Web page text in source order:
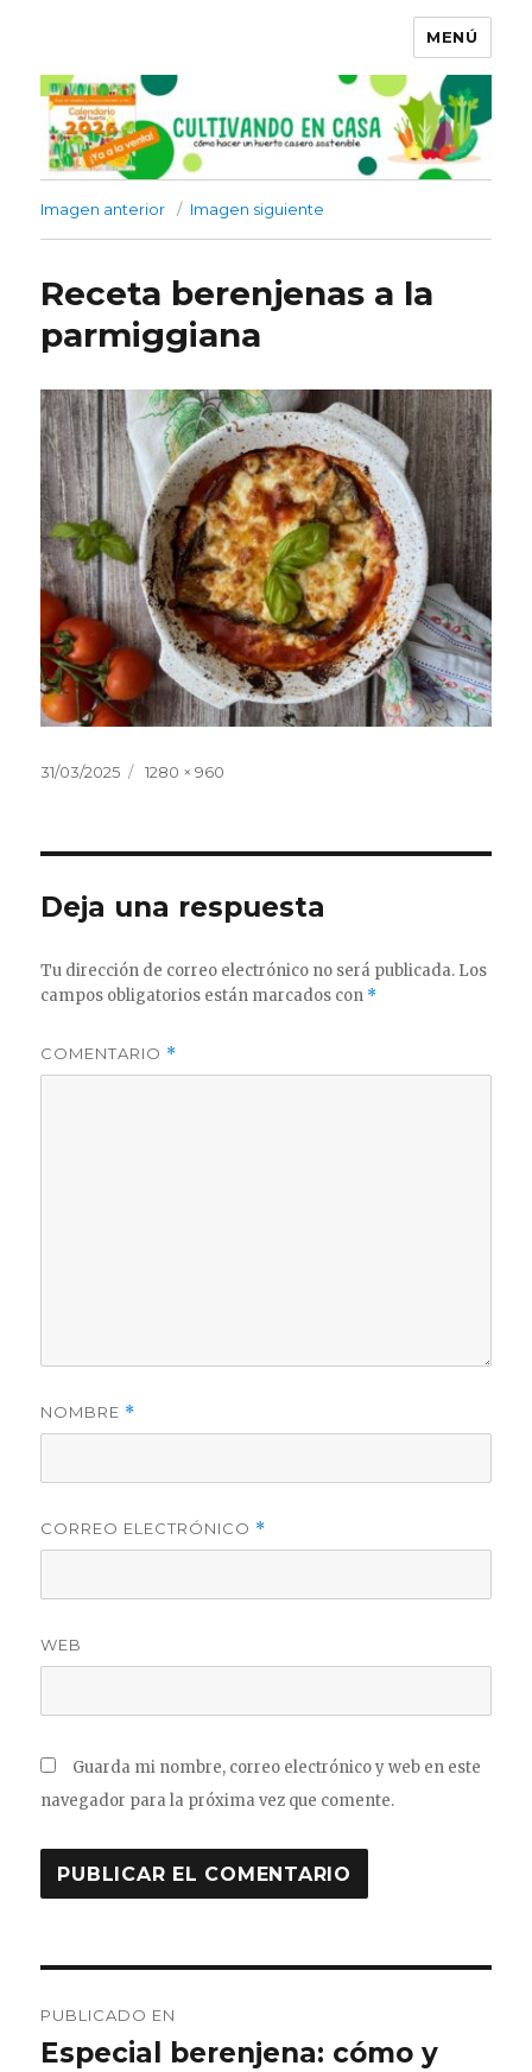
MENÚ
Imagen anterior Imagen siguiente
Receta berenjenas a la
parmiggiana
Publicado
31/03/2025
Tamaño
1280 × 960
Deja una respuesta
Tu dirección de correo electrónico no será publicada. Los
campos obligatorios están marcados con *
COMENTARIO *
NOMBRE *
CORREO ELECTRÓNICO *
WEB
Guarda mi nombre, correo electrónico y web en este
navegador para la próxima vez que comente.
de
PUBLICADO EN
Especial berenjena: cómo y